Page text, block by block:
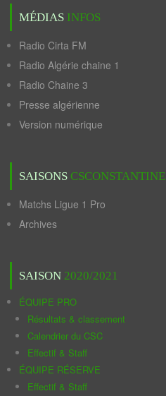
MÉDIAS INFOS
Radio Cirta FM
Radio Algérie chaine 1
Radio Chaine 3
Presse algérienne
Version numérique
SAISONS CSCONSTANTINE
Matchs Ligue 1 Pro
Archives
SAISON 2020/2021
ÉQUIPE PRO
Résultats & classement
Calendrier du CSC
Effectif & Staff
ÉQUIPE RÉSERVE
Effectif & Staff